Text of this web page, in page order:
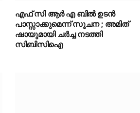
എഫ് സി ആർ എ ബിൽ ഉടൻ
പാസ്സാക്കുമെന്ന് സൂചന ; അമിത്
ഷായുമായി ചർച്ച നടത്തി
സിബിസിഐ